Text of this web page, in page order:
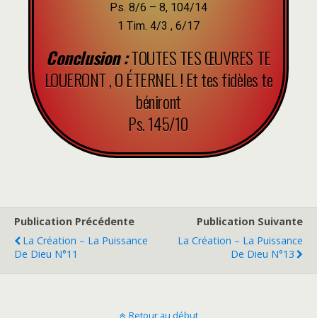
Ps. 8/6 – 8, 104/14
1 Tim. 4/3 , 6/17
Conclusion :TOUTES TES ŒUVRES TE
LOUERONT , O ÉTERNEL ! Et tes fidèles te
béniront
Ps. 145/10
Publication Précédente
La Création – La Puissance
De Dieu N°11
Publication Suivante
La Création – La Puissance
De Dieu N°13
Retour au début